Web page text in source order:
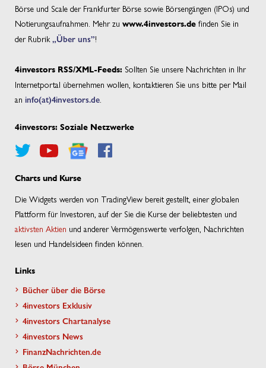
Börse und Scale der Frankfurter Börse sowie Börsengängen (IPOs) und
Notierungsaufnahmen. Mehr zu www.4investors.de finden Sie in
der Rubrik „Über uns”!
4investors RSS/XML-Feeds: Sollten Sie unsere Nachrichten in Ihr
Internetportal übernehmen wollen, kontaktieren Sie uns bitte per Mail
an info(at)4investors.de
4investors: Soziale Netzwerke
Charts und Kurse
Die Widgets werden von TradingView bereit gestellt, einer globalen
Plattform für Investoren, auf der Sie die Kurse der beliebtesten und
aktivsten Aktien und anderer Vermögenswerte verfolgen, Nachrichten
lesen und Handelsideen finden können.
Links
Bücher über die Börse
4investors Exklusiv
4investors Chartanalyse
4investors News
FinanzNachrichten.de